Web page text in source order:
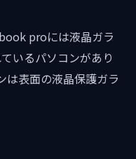
proには液晶ガラ
いるパソコンがあり
は表面の液晶保護ガラ